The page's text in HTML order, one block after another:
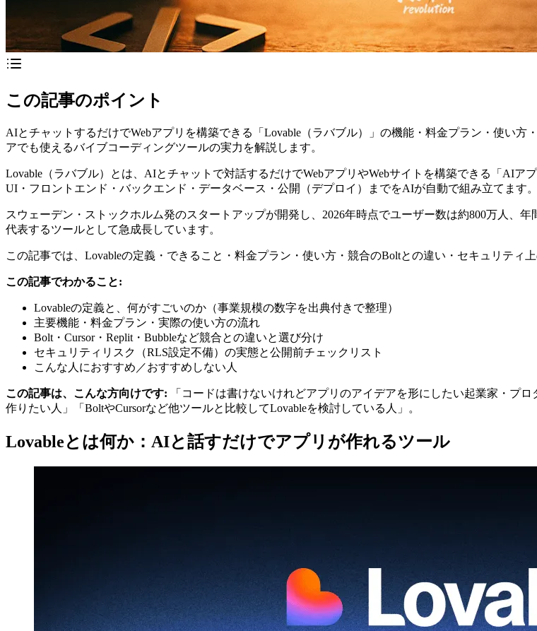
この記事のポイント
AIとチャットするだけでWebアプリを構築できる「Lovable（ラバブル）」の機能・料金プラン・使い
アでも使えるバイブコーディングツールの実力を解説します。
Lovable（ラバブル）とは、AIとチャットで対話するだけでWebアプリやWebサイトを構築できる「AIア
UI・フロントエンド・バックエンド・データベース・公開（デプロイ）までをAIが自動で組み立てます。
スウェーデン・ストックホルム発のスタートアップが開発し、2026年時点でユーザー数は約800万人、
代表するツールとして急成長しています。
この記事では、Lovableの定義・できること・料金プラン・使い方・競合のBoltとの違い・セキュリティ
この記事でわかること:
Lovableの定義と、何がすごいのか（事業規模の数字を出典付きで整理）
主要機能・料金プラン・実際の使い方の流れ
Bolt・Cursor・Replit・Bubbleなど競合との違いと選び分け
セキュリティリスク（RLS設定不備）の実態と公開前チェックリスト
こんな人におすすめ／おすすめしない人
この記事は、こんな方向けです: 「コードは書けないけれどアプリのアイデアを形にしたい起業家・プ
作りたい人」「BoltやCursorなど他ツールと比較してLovableを検討している人」。
Lovableとは何か：AIと話すだけでアプリが作れるツール